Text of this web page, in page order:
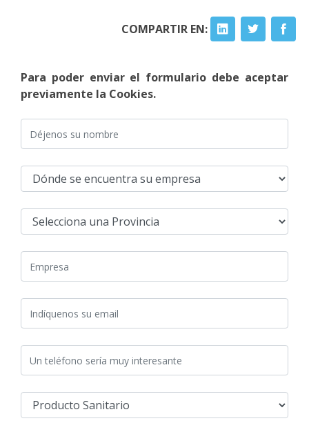
COMPARTIR EN:
Para poder enviar el formulario debe aceptar
previamente la Cookies.